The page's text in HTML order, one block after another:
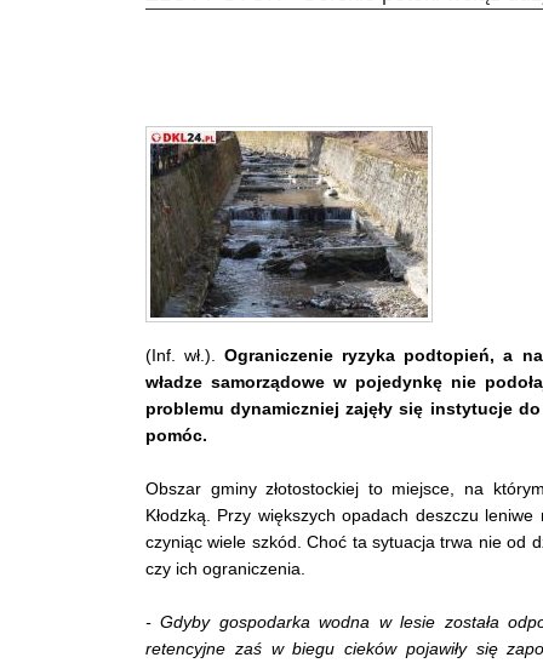
(Inf. wł.).Ograniczenie ryzyka podtopień, a
władze samorządowe w pojedynkę nie
problemu dynamiczniej zajęły się instytucje
pomóc.
Obszar gminy złotostockiej to miejsce, na
Kłodzką. Przy większych opadach deszczu
czyniąc wiele szkód. Choć ta sytuacja trwa nie od
czy ich ograniczenia.
- Gdyby gospodarka wodna w lesie została
retencyjne zaś w biegu cieków pojawiły się